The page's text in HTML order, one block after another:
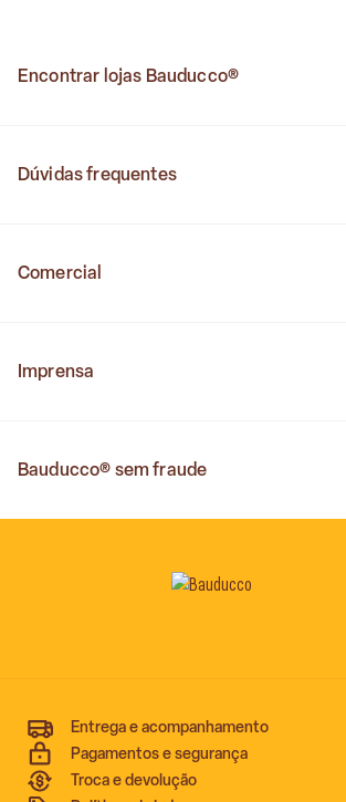
Encontrar lojas Bauducco®
Dúvidas frequentes
Comercial
Imprensa
Bauducco® sem fraude
Entrega e acompanhamento
Pagamentos e segurança
Troca e devolução